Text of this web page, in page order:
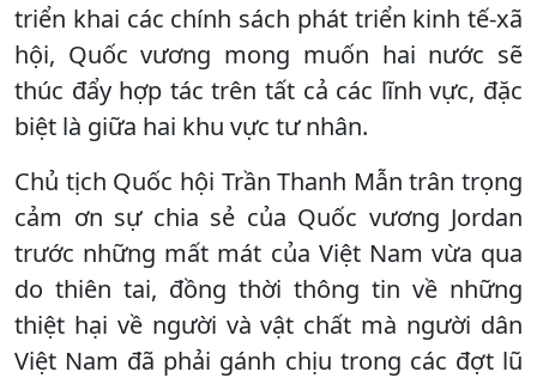
triển khai các chính sách phát triển kinh tế-xã
hội, Quốc vương mong muốn hai nước sẽ
thúc đẩy hợp tác trên tất cả các lĩnh vực, đặc
biệt là giữa hai khu vực tư nhân.
Chủ tịch Quốc hội Trần Thanh Mẫn trân trọng
cảm ơn sự chia sẻ của Quốc vương Jordan
trước những mất mát của Việt Nam vừa qua
do thiên tai, đồng thời thông tin về những
thiệt hại về người và vật chất mà người dân
Việt Nam đã phải gánh chịu trong các đợt lũ